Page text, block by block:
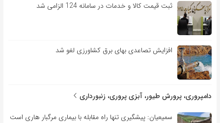
ثبت قیمت کالا و خدمات در سامانه 124 الزامی شد
افزایش تصاعدی بهای برق کشاورزی لغو شد
دامپروری، پرورش طیور، آبزی پروری، زنبورداری
سمیعیان: پیشگیری تنها راه مقابله با بیماری مرگبار هاری است